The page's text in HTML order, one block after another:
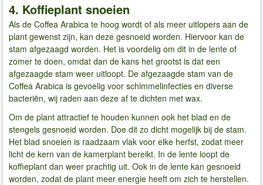
4. Koffieplant snoeien
Als de Coffea Arabica te hoog wordt of als meer uitlopers aan de
plant gewenst zijn, kan deze gesnoeid worden. Hiervoor kan de
stam afgezaagd worden. Het is voordelig om dit in de lente of
zomer te doen, omdat dan de kans het grootst is dat een
afgezaagde stam weer uitloopt. De afgezaagde stam van de
Coffea Arabica is gevoelig voor schimmelinfecties en diverse
bacteriën, wij raden aan deze af te dichten met wax.
Om de plant attractief te houden kunnen ook het blad en de
stengels gesnoeid worden. Doe dit zo dicht mogelijk bij de stam.
Het blad snoeien is raadzaam vlak voor elke herfst, zodat meer
licht de kern van de kamerplant bereikt. In de lente loopt de
koffieplant dan weer prachtig uit. Ook in de lente kan gesnoeid
worden, zodat de plant meer energie heeft om zich te herstellen.